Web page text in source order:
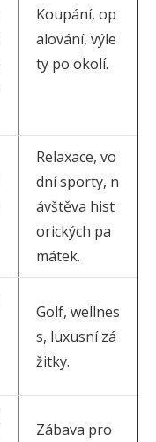
Koupání, op
alování, výle
ty po okolí.
Relaxace, vo
dní sporty, n
ávštěva hist
orických pa
mátek.
Golf, wellnes
s, luxusní zá
žitky.
Zábava pro